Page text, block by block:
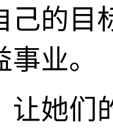
己的目
业。
让她们